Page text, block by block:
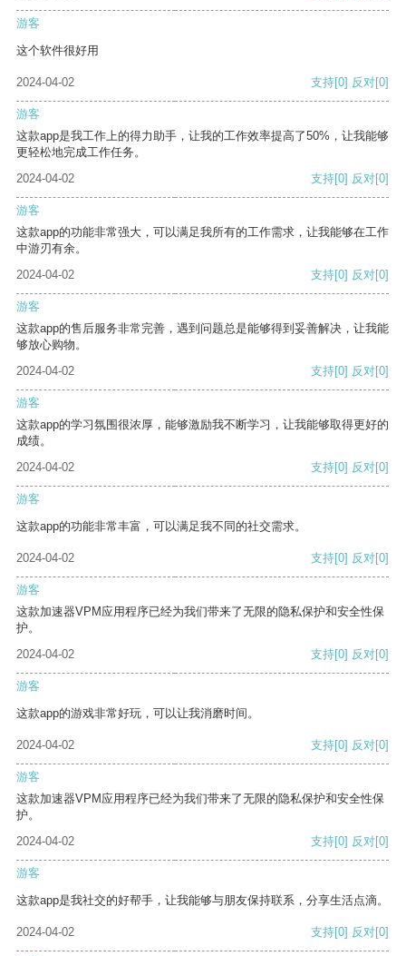
游客
这个软件很好用
2024-04-02 支持[0] 反对[0]
游客
这款app是我工作上的得力助手，让我的工作效率提高了50%，让我能够
更轻松地完成工作任务。
2024-04-02
支持[0] 反对[0]
游客
这款app的功能非常强大，可以满足我所有的工作需求，让我能够在工作
中游刃有余。
2024-04-02
支持[0] 反对[0]
游客
这款app的售后服务非常完善，遇到问题总是能够得到妥善解决，让我能
够放心购物。
2024-04-02
支持[0] 反对[0]
游客
这款app的学习氛围很浓厚，能够激励我不断学习，让我能够取得更好的
成绩。
2024-04-02
支持[0] 反对[0]
游客
这款app的功能非常丰富，可以满足我不同的社交需求。
2024-04-02 支持[0] 反对[0]
游客
这款加速器VPM应用程序已经为我们带来了无限的隐私保护和安全性保
护。
2024-04-02
支持[0] 反对[0]
游客
这款app的游戏非常好玩，可以让我消磨时间。
2024-04-02 支持[0] 反对[0]
游客
这款加速器VPM应用程序已经为我们带来了无限的隐私保护和安全性保
护。
2024-04-02
支持[0] 反对[0]
游客
这款app是我社交的好帮手，让我能够与朋友保持联系，分享生活点滴。
2024-04-02 支持[0] 反对[0]